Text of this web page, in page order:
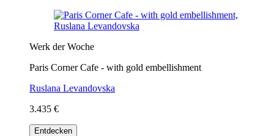
Werk der Woche
Paris Corner Cafe - with gold embellishment
Ruslana Levandovska
3.435 €
Entdecken